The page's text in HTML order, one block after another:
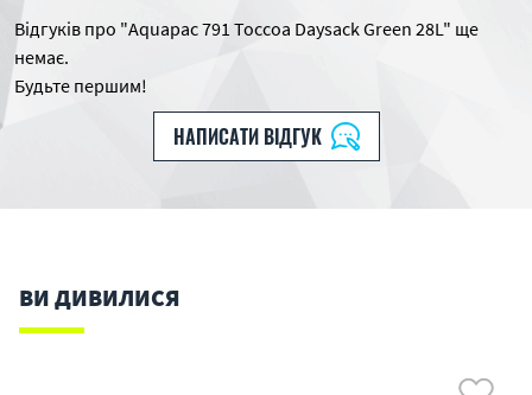
Відгуків про "Aquapac 791 Toccoa Daysack Green 28L" ще
немає.
Будьте першим!
НАПИСАТИ ВІДГУК
ВИ ДИВИЛИСЯ